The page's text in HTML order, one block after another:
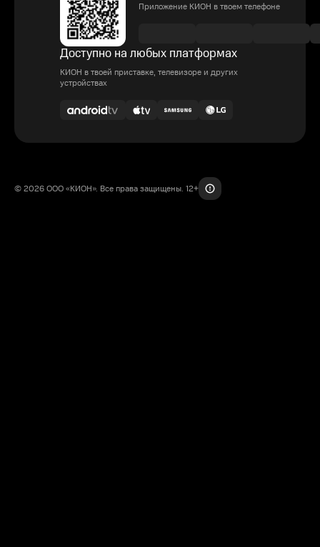
Приложение КИОН в твоем телефоне
Доступно на любых платформах
КИОН в твоей приставке, телевизоре и других
устройствах
© 2026 ООО «КИОН». Все права защищены. 12+